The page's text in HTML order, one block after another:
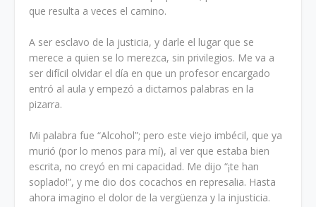
que resulta a veces el camino.
A ser esclavo de la justicia, y darle el lugar que se
merece a quien se lo merezca, sin privilegios. Me va a
ser difícil olvidar el día en que un profesor encargado
entró al aula y empezó a dictarnos palabras en la
pizarra.
Mi palabra fue “Alcohol”; pero este viejo imbécil, que ya
murió (por lo menos para mí), al ver que estaba bien
escrita, no creyó en mi capacidad. Me dijo “¡te han
soplado!”, y me dio dos cocachos en represalia. Hasta
ahora imagino el dolor de la vergüenza y la injusticia.